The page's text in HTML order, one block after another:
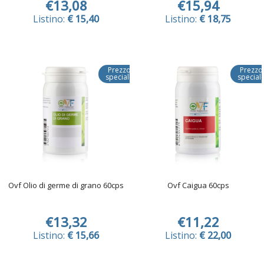
€13,08
Listino: € 15,40
€15,94
Listino: € 18,75
Prezzo
speciale
Ovf Olio di germe di grano 60cps
€13,32
Listino: € 15,66
Prezzo
Ovf Caigua 60cps
€11,22
Listino: € 22,00